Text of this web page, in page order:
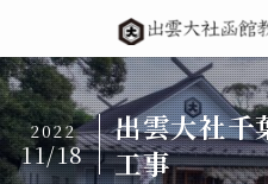
出雲大社千
工事
2022
11/18